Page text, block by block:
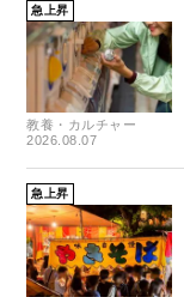
急上昇
教養・カルチャー
2026.08.07
急上昇